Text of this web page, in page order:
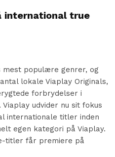
international true
mest populære genrer, og
lokale Viaplay Originals,
forbrydelser i
udvider nu sit fokus
internationale titler inden
egen kategori på Viaplay.
titler får premiere på